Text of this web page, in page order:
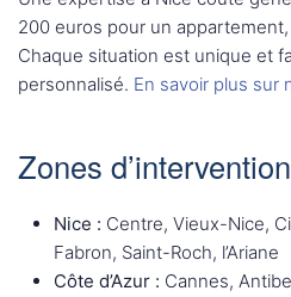
200 euros pour un
Chaque situation est unique et
personnalisé. En savoir plus sur
Zones d’intervention
Nice : Centre, Vieux-Nice,
Fabron, Saint-Roch, l’Ariane
Côte d’Azur : Cannes,